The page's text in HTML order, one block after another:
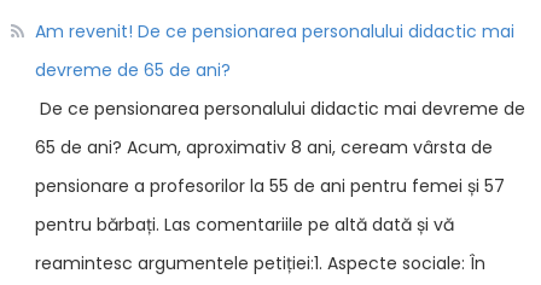
Am revenit! De ce pensionarea personalului didactic mai
devreme de 65 de ani?
De ce pensionarea personalului didactic mai devreme de
65 de ani? Acum, aproximativ 8 ani, ceream vârsta de
pensionare a profesorilor la 55 de ani pentru femei și 57
pentru bărbați. Las comentariile pe altă dată și vă
reamintesc argumentele petiției:1. Aspecte sociale: În